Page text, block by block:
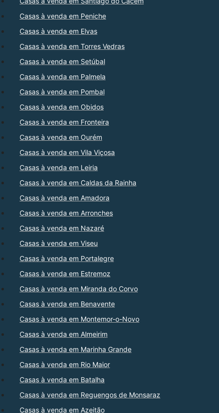
Casas à venda em Peniche
Casas à venda em Elvas
Casas à venda em Torres Vedras
Casas à venda em Setúbal
Casas à venda em Palmela
Casas à venda em Pombal
Casas à venda em Obidos
Casas à venda em Fronteira
Casas à venda em Ourém
Casas à venda em Vila Viçosa
Casas à venda em Leiria
Casas à venda em Caldas da Rainha
Casas à venda em Amadora
Casas à venda em Arronches
Casas à venda em Nazaré
Casas à venda em Viseu
Casas à venda em Portalegre
Casas à venda em Estremoz
Casas à venda em Miranda do Corvo
Casas à venda em Benavente
Casas à venda em Montemor-o-Novo
Casas à venda em Almeirim
Casas à venda em Marinha Grande
Casas à venda em Rio Maior
Casas à venda em Batalha
Casas à venda em Reguengos de Monsaraz
Casas à venda em Azeitão